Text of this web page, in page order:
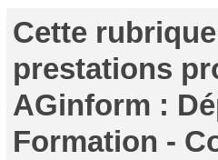
Cette
prestations
AGinform :
Formation -